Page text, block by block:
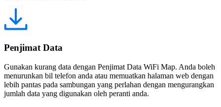
Penjimat Data
Gunakan kurang data dengan Penjimat Data WiFi Map. Anda boleh
menurunkan bil telefon anda atau memuatkan halaman web dengan
lebih pantas pada sambungan yang perlahan dengan mengurangkan
jumlah data yang digunakan oleh peranti anda.